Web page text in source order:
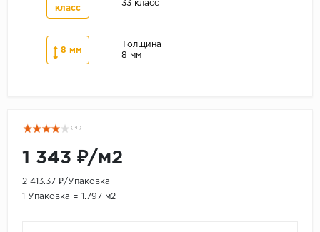
класс
33 класс
8 мм
Толщина
8 мм
( 4 )
1 343 ₽/м2
2 413.37 ₽/Упаковка
1 Упаковка = 1.797 м2